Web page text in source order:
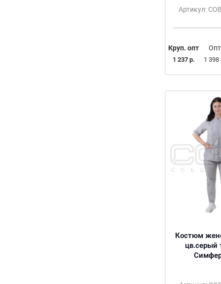
Артикул:
Круп. опт
1 237 р.
Опт
1 398
Костюм
цв.серый